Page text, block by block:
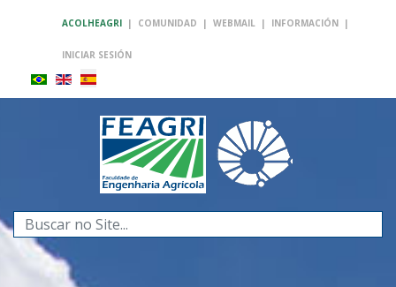
ACOLHEAGRI | COMUNIDAD | WEBMAIL | INFORMACIÓN |
INICIAR SESIÓN
Buscar...